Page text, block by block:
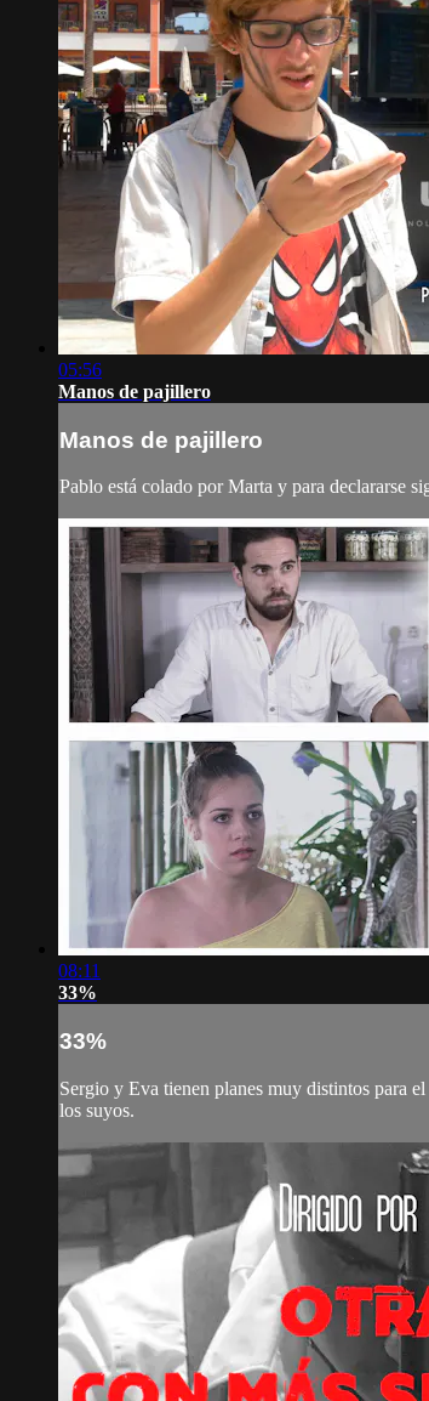
05:56
Manos de pajillero
Manos de pajillero
Pablo está colado por Marta y para declararse
08:11
33%
33%
Sergio y Eva tienen planes muy distintos para
los suyos.